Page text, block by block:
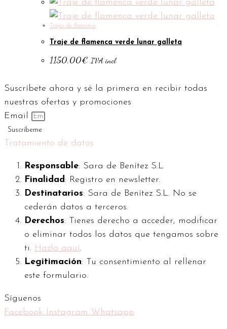
Trajes de flamenca
Traje de flamenca verde lunar galleta
1150,00€ IVA incl.
Suscríbete ahora y sé la primera en recibir todas
nuestras ofertas y promociones
Email
Suscríbeme
Tratamiento de datos
Responsable: Sara de Benítez S.L
Finalidad : Registro en newsletter.
Destinatarios: Sara de Benítez S.L. No se
cederán datos a terceros.
Derechos: Tienes derecho a acceder, modificar
o eliminar todos los datos que tengamos sobre
ti. Hazlo aquí.
Legitimación: Tu consentimiento al rellenar
este formulario.
Síguenos
Facebook
Instagram Whatsapp